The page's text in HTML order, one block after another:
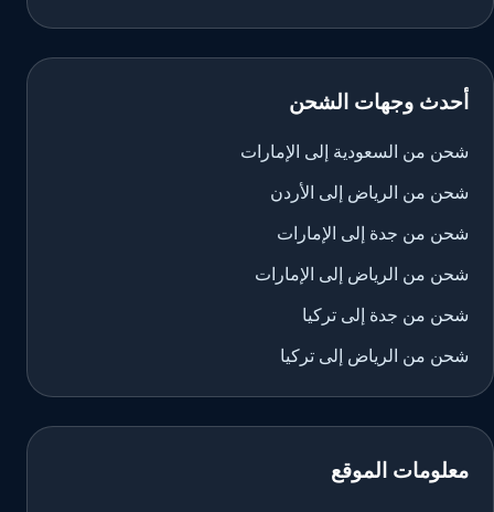
أحدث وجهات الشحن
شحن من السعودية إلى الإمارات
شحن من الرياض إلى الأردن
شحن من جدة إلى الإمارات
شحن من الرياض إلى الإمارات
شحن من جدة إلى تركيا
شحن من الرياض إلى تركيا
معلومات الموقع